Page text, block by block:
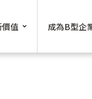
值 成為B型企